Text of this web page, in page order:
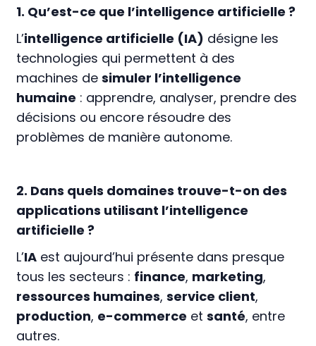
1. Qu’est-ce que l’intelligence artificielle ?
L’intelligence artificielle (IA) désigne les
technologies qui permettent à des
machines desimuler l’intelligence
humaine : apprendre, analyser, prendre des
décisions ou encore résoudre des
problèmes de manière autonome.
2. Dans quels domaines trouve-t-on des
applications utilisant l’intelligence
artificielle ?
L’IA est aujourd’hui présente dans presque
tous les secteurs : finance, marketing,
ressources humaines,service client,
production, e-commerce etsanté, entre
autres.